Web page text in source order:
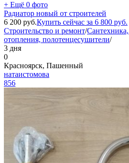
+ Ещё 0 фото
Радиатор новый от строителей
6 200 руб.Купить сейчас за 6 800 руб.
Строительство и ремонт/
отопления, полотенцесушители/
3 дня
0
Красноярск, Пашенный
натаистомова
856